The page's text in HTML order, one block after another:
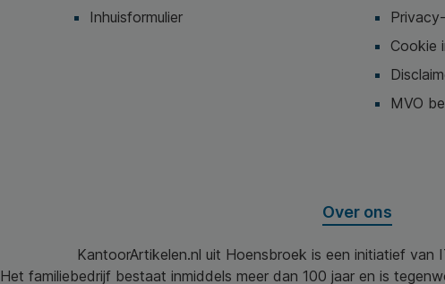
Inhuisformulier
Cookie
MVO
Over ons
KantoorArtikelen.nl uit Hoensbroek is een initiatief van
Het familiebedrijf bestaat inmiddels meer dan 100 jaar en is